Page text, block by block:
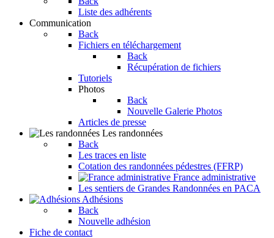
Liste des adhérents
Communication
Back
Fichiers en téléchargement
Back
Récupération de fichiers
Tutoriels
Photos
Back
Nouvelle Galerie Photos
Articles de presse
Les randonnées
Back
Les traces en liste
Cotation des randonnées pédestres (FFRP)
France administrative
Les sentiers de Grandes Randonnées en PACA
Adhésions
Back
Nouvelle adhésion
Fiche de contact